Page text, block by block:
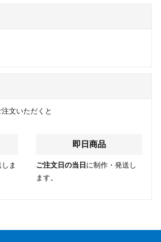
文いただくと
ま
即日商品
ご注文日の当日 に制作・発送し
ます。